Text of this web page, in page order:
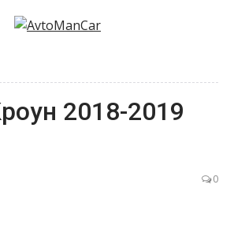
2018-2019
0